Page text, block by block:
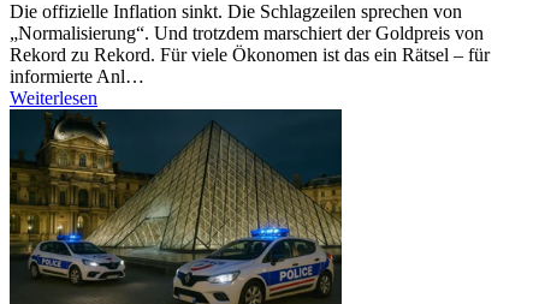
Die offizielle Inflation sinkt. Die Schlagzeilen sprechen von
„Normalisierung“. Und trotzdem marschiert der Goldpreis von
Rekord zu Rekord. Für viele Ökonomen ist das ein Rätsel – für
informierte Anl…
Weiterlesen